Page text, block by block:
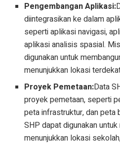
Pengembangan Aplikasi:
diintegrasikan ke dalam
seperti aplikasi navigasi,
aplikasi analisis spasial.
digunakan untuk
menunjukkan lokasi
Proyek Pemetaan:Data
proyek pemetaan, seperti
peta infrastruktur, dan peta
SHP dapat digunakan
menunjukkan lokasi